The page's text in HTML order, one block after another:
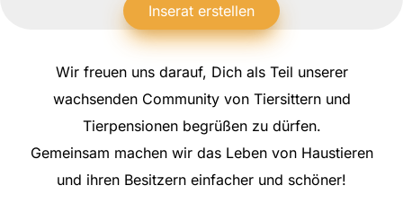
Inserat erstellen
Wir freuen uns darauf, Dich als Teil unserer
wachsenden Community von Tiersittern und
Tierpensionen begrüßen zu dürfen.
Gemeinsam machen wir das Leben von Haustieren
und ihren Besitzern einfacher und schöner!